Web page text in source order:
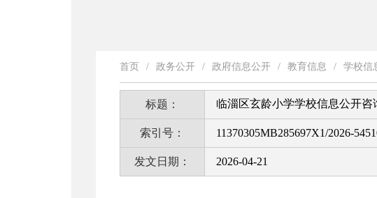
首页 / 政务公开 / 政府信息公开 / 教育信息 / 学校信
标题： 临淄区玄龄小学学校信息公开咨
索引号： 11370305MB285697X1/2026-
发文日期： 2026-04-21